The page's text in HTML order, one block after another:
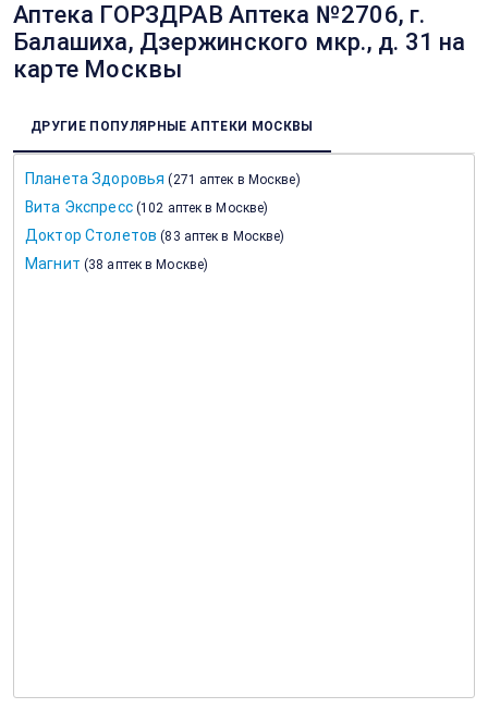
Аптека ГОРЗДРАВ Аптека №2706, г.
Балашиха, Дзержинского мкр., д. 31 на
карте Москвы
ДРУГИЕ ПОПУЛЯРНЫЕ АПТЕКИ МОСКВЫ
Планета Здоровья (271 аптек в Москве)
Вита Экспресс (102 аптек в Москве)
Доктор Столетов (83 аптек в Москве)
Магнит (38 аптек в Москве)